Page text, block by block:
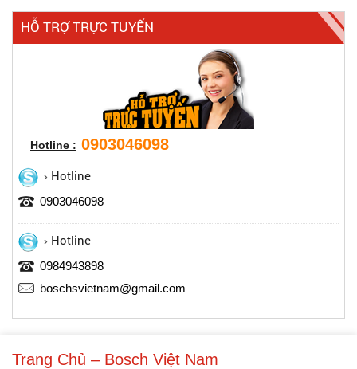
HỖ TRỢ TRỰC TUYẾN
Hotline : 0903046098
Hotline
0903046098
Hotline
0984943898
boschsvietnam@gmail.com
Trang Chủ – Bosch Việt Nam